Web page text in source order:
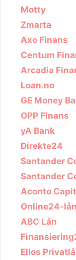
Motty
Zmarta
Axo Finans
Centum
Arcadia
Loan.no
GE Money
OPP Finans
yA Bank
Direkte24
Santander
Santander
Aconto
Online24-
ABC Lån
Ellos